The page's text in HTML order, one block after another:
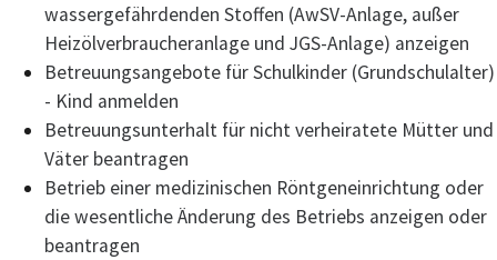
wassergefährdenden Stoffen (AwSV-Anlage, außer
Heizölverbraucheranlage und JGS-Anlage) anzeigen
Betreuungsangebote für Schulkinder (Grundschulalter)
- Kind anmelden
Betreuungsunterhalt für nicht verheiratete Mütter und
Väter beantragen
Betrieb einer medizinischen Röntgeneinrichtung oder
die wesentliche Änderung des Betriebs anzeigen oder
beantragen